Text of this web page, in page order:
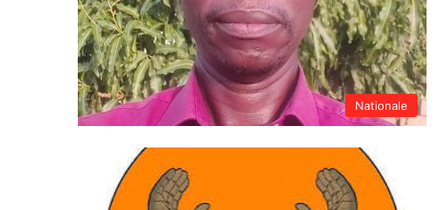
Nationale